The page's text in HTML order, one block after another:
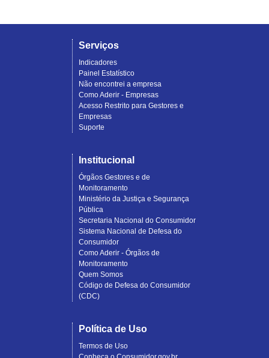
Serviços
Indicadores
Painel Estatístico
Não encontrei a empresa
Como Aderir - Empresas
Acesso Restrito para Gestores e
Empresas
Suporte
Institucional
Órgãos Gestores e de
Monitoramento
Ministério da Justiça e Segurança
Pública
Secretaria Nacional do Consumidor
Sistema Nacional de Defesa do
Consumidor
Como Aderir - Órgãos de
Monitoramento
Quem Somos
Código de Defesa do Consumidor
(CDC)
Política de Uso
Termos de Uso